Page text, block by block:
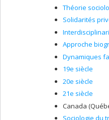
Théorie
Solidarités
Approche
Dynamiques
19e siècle
20e siècle
21e siècle
Canada
Sociologie du